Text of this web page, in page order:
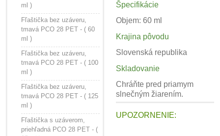
ml )
Fľaštička bez uzáveru,
tmavá PCO 28 PET - ( 60
ml )
Fľaštička bez uzáveru,
tmavá PCO 28 PET - ( 100
ml )
Fľaštička bez uzáveru,
tmavá PCO 28 PET - ( 125
ml )
Fľaštička s uzáverom,
priehľadná PCO 28 PET - (
Špecifikácie
Objem: 60 ml
Krajina pôvodu
Slovenská republika
Skladovanie
Chráňte pred priamym
slnečným žiarením.
UPOZORNENIE: